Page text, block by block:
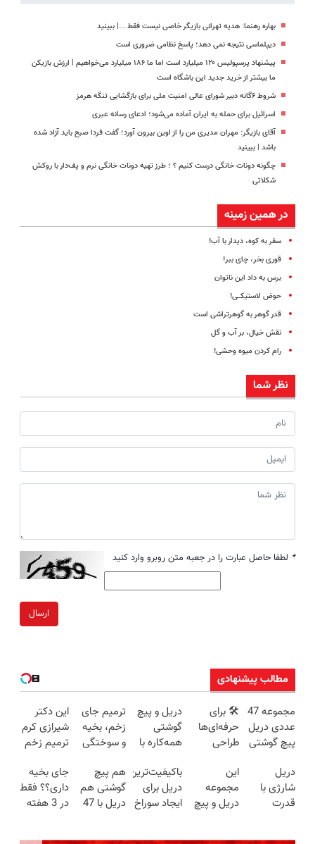
بهاره رهنما: هدیه تهرانی بازیگر خاصی نیست فقط ...|‌ ببینید
دیپلماسی نتیجه‌ نمی دهد؛ پاسخ نظامی ضروری است
پیشنهاد پرسپولیس ۱۲۰ میلیارد است اما ما ۱۸۶ میلیارد می‌خواهیم | ارزش بازیکن
ما بیشتر از خرید جدید این باشگاه است
شروط ۶گانه دبیر شورای عالی امنیت ملی برای بازگشایی تنگه هرمز
اسرائیل برای حمله به ایران آماده می‌شود؛ ادعای رسانه عبری
آقای بازیگر: مهران مدیری من را از اوین بیرون آورد؛ گفت فردا صبح باید آزاد شده
باشد | ببینید
چگونه دونات خانگی درست کنیم ؟ ؛ طرز تهیه دونات خانگی نرم و پف‌دار با روکش
شکلاتی
در همین زمینه
سفر به کوه، دیدار با آب!
قوری بخر، چای ببر!
برس به داد این ناتوان
حوض لاستیکــی!
قدر گوهر به گوهرتراشی است
نقش خیال، بر آب و گل
رام کردن میوه وحشی!
نظر شما
* لطفا حاصل عبارت را در جعبه متن روبرو وارد کنید
ارسال
مطالب پیشنهادی
مجموعه 47
عددی دریل
پیچ گوشتی
(تخفیف به
مدت
محدود)
🛠️ برای
حرفه‌ای‌ها
طراحی
همه قابل
استفاده‌ست!
دریل و پیچ
گوشتی
همه‌کاره با
هوشمند ⚙️
(نصف
قیمت بازار
ترمیم جای
زخم، بخیه
و سوختگی
هفته!!😍
این دکتر
شیرازی کرم
ترمیم زخم
ساخت!!!
دریل
شارژی با
قدرت
این
مجموعه
دریل و پیچ
باکیفیت‌ترین
دریل برای
ایجاد سوراخ
هم پیچ
گوشتی هم
دریل با 47
جای بخیه
داری؟؟ فقط
در 3 هفته